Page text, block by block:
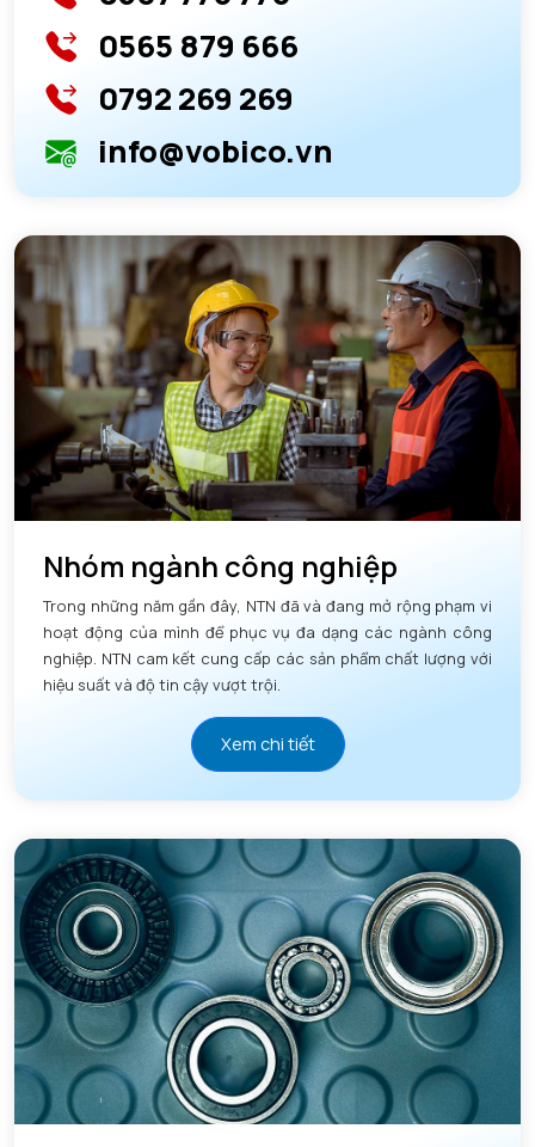
0565 879 666
0792 269 269
info@vobico.vn
Nhóm ngành công nghiệp
Trong những năm gần đây, NTN đã và đang mở rộng phạm vi
hoạt động của mình để phục vụ đa dạng các ngành công
nghiệp. NTN cam kết cung cấp các sản phẩm chất lượng với
hiệu suất và độ tin cậy vượt trội.
Xem chi tiết